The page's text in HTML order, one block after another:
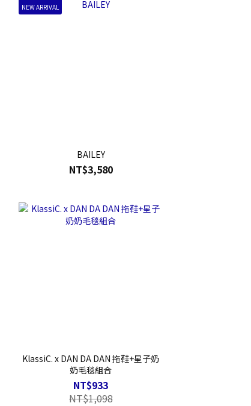
NEW ARRIVAL
BAILEY
NT$3,580
KlassiC. x DAN DA DAN 拖鞋+星子奶
奶毛毯組合
NT$933
NT$1,098